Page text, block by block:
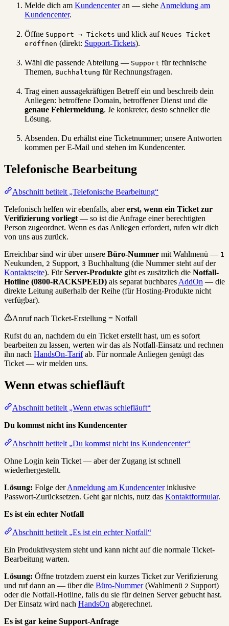
Melde dich am Kundencenteran — siehe Anmeldung am
Kundencenter.
Öffne Support → Tickets und klick auf Neues Ticket
eröffnen (direkt: Support-Tickets).
Wähl die passende Abteilung — Support für technische
Themen, Buchhaltung für Rechnungsfragen.
Trag einen aussagekräftigen Betreff ein und beschreib dein
Anliegen: betroffene Domain, betroffener Dienst und die
genaue Fehlermeldung. Je konkreter, desto schneller die
Lösung.
Absenden. Du erhältst eine Ticketnummer; unsere Antworten
kommen per E-Mail und stehen im Kundencenter.
Telefonische Bearbeitung
Abschnitt betitelt „Telefonische Bearbeitung“
Telefonisch helfen wir ebenfalls, abererst, wenn ein Ticket zur
Verifizierung vorliegt — so ist die Anfrage einer berechtigten
Person zugeordnet. Wenn es das Anliegen erfordert, rufen wir dich
von uns aus zurück.
Erreichbar sind wir über unsere Büro-Nummer mit Wahlmenü — 1
Neukunden, 2 Support, 3 Buchhaltung (die Nummer steht auf der
Kontaktseite). FürServer-Produkte gibt es zusätzlich die Notfall-
Hotline (0800-RACKSPEED) als separat buchbares AddOn — die
direkte Leitung außerhalb der Reihe (für Hosting-Produkte nicht
verfügbar).
Anruf nach Ticket-Erstellung = Notfall
Rufst du an, nachdem du ein Ticket erstellt hast, um es sofort
bearbeiten zu lassen, werten wir das als Notfall-Einsatz und rechnen
ihn nach HandsOn-Tarifab. Für normale Anliegen genügt das
Ticket — wir melden uns.
Wenn etwas schiefläuft
Abschnitt betitelt „Wenn etwas schiefläuft“
Du kommst nicht ins Kundencenter
Abschnitt betitelt „Du kommst nicht ins Kundencenter“
Ohne Login kein Ticket — aber der Zugang ist schnell
wiederhergestellt.
Lösung: Folge derAnmeldung am Kundencenterinklusive
Passwort-Zurücksetzen. Geht gar nichts, nutz das Kontaktformular.
Es ist ein echter Notfall
Abschnitt betitelt „Es ist ein echter Notfall“
Ein Produktivsystem steht und kann nicht auf die normale Ticket-
Bearbeitung warten.
Lösung: Öffne trotzdem zuerst ein kurzes Ticket zur Verifizierung
und ruf dann an — über die Büro-Nummer(Wahlmenü 2 Support)
oder die Notfall-Hotline, falls du sie für deinen Server gebucht hast.
Der Einsatz wird nach HandsOn abgerechnet.
Es ist gar keine Support-Anfrage